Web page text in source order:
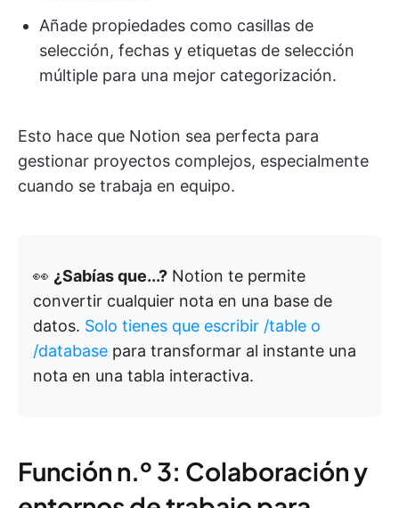
Añade propiedades como casillas de
selección, fechas y etiquetas de selección
múltiple para una mejor categorización.
Esto hace que Notion sea perfecta para
gestionar proyectos complejos, especialmente
cuando se trabaja en equipo.
👀 ¿Sabías que...? Notion te permite
convertir cualquier nota en una base de
datos. Solo tienes que escribir /table o
/database para transformar al instante una
nota en una tabla interactiva.
Función n.º 3: Colaboración y